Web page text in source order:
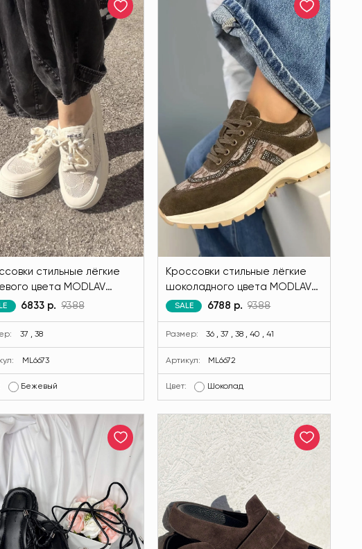
стильные лёгкие
цвета MODLAV
46833 р. 9388
37 , 38
ML6673
Бежевый
Кроссовки стильные лёгкие
шоколадного цвета MODLAV
ML6672-785
SALE 6788 р. 9388
Размер: 36 , 37 , 38 , 40 , 41
Артикул: ML6672
Цвет: Шоколад